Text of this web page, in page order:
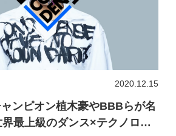
ンピオン植木豪やBBBらが名
最上級のダンス×テクノロジ
2020.12.15